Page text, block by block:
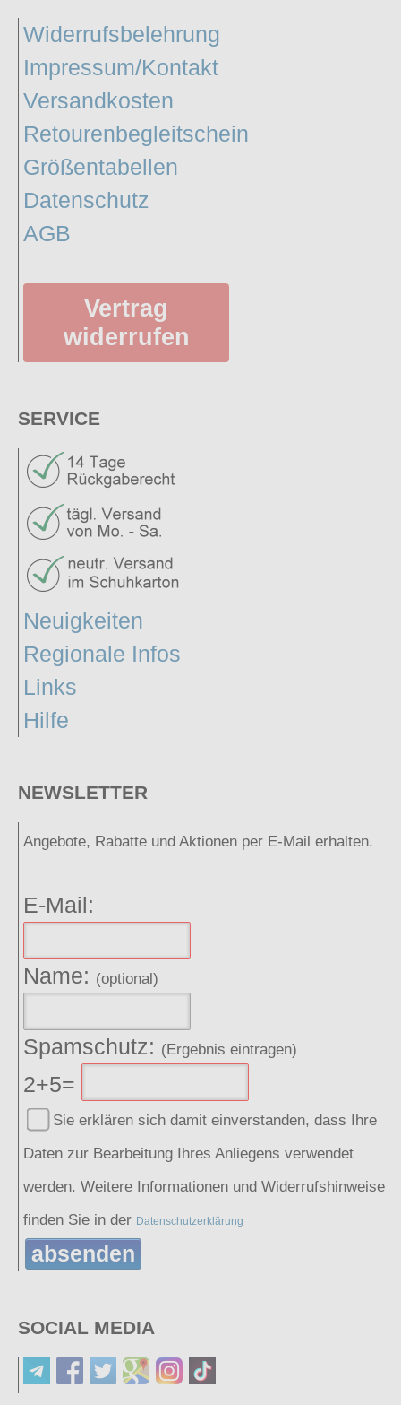
Widerrufsbelehrung
Impressum/Kontakt
Versandkosten
Retourenbegleitschein
Größentabellen
Datenschutz
AGB
Vertrag
widerrufen
SERVICE
Neuigkeiten
Regionale Infos
Links
Hilfe
NEWSLETTER
Angebote, Rabatte und Aktionen per E-Mail erhalten.
E-Mail:
Name: (optional)
Spamschutz: (Ergebnis eintragen)
2+5=
Sie erklären sich damit einverstanden, dass Ihre
Daten zur Bearbeitung Ihres Anliegens verwendet
werden. Weitere Informationen und Widerrufshinweise
finden Sie in der Datenschutzerklärung
absenden
SOCIAL MEDIA